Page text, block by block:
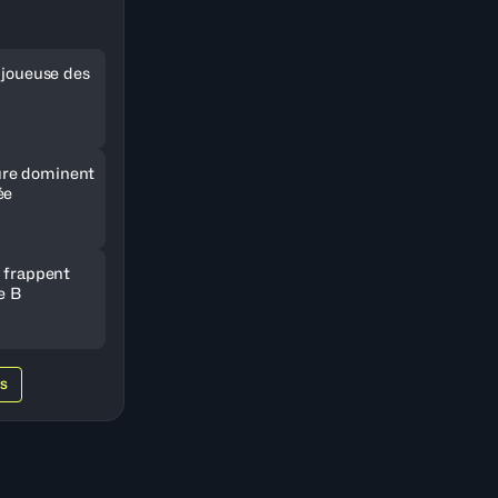
des
dominent
frappent
B